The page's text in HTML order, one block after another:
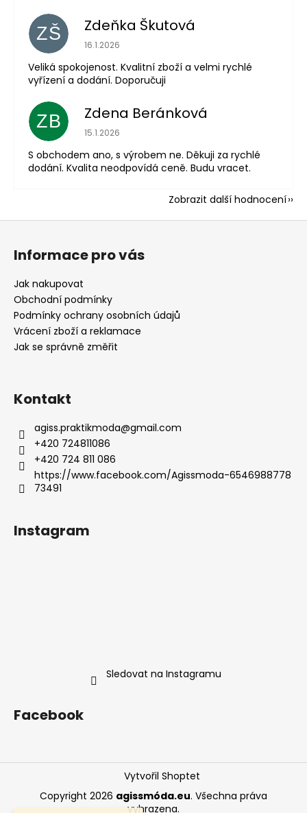
ZŠ Zdeňka Škutová
Hodnocení obchodu je 5 z 5 hvězdiček.
16.1.2026
Veliká spokojenost. Kvalitní zboží a velmi rychlé
vyřízení a dodání. Doporučuji
ZB Zdena Beránková
Hodnocení obchodu je 1 z 5 hvězdiček.
15.1.2026
S obchodem ano, s výrobem ne. Děkuji za rychlé
dodání. Kvalita neodpovídá ceně. Budu vracet.
Zobrazit další hodnocení
Z
Informace pro vás
Jak nakupovat
Obchodní podmínky
Podmínky ochrany osobních údajů
Vrácení zboží a reklamace
Jak se správně změřit
Kontakt
agiss.praktikmoda@gmail.com
+420 724811086
+420 724 811 086
https://www.facebook.com/Agissmoda-6546988778
73491
Instagram
Sledovat na Instagramu
Facebook
Vytvořil Shoptet
Copyright 2026 agissmóda.eu. Všechna práva
vyhrazena.